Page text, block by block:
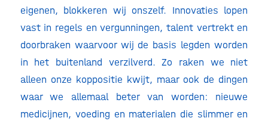
eigenen, blokkeren wij onszelf. Innovaties lopen
vast in regels en vergunningen, talent vertrekt en
doorbraken waarvoor wij de basis legden worden
in het buitenland verzilverd. Zo raken we niet
alleen onze koppositie kwijt, maar ook de dingen
waar we allemaal beter van worden: nieuwe
medicijnen, voeding en materialen die slimmer en